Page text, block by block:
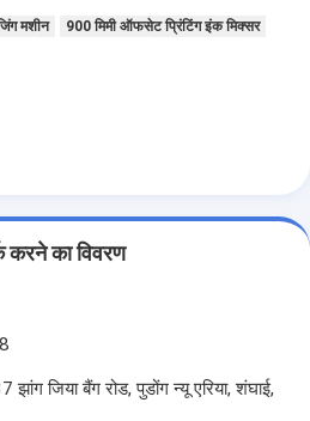
मशीन 900 मिमी ऑफसेट प्रिंटिंग इंक मिक्सर
करने का विवरण
जिया बैंग रोड, पुडोंग न्यू एरिया, शंघाई,